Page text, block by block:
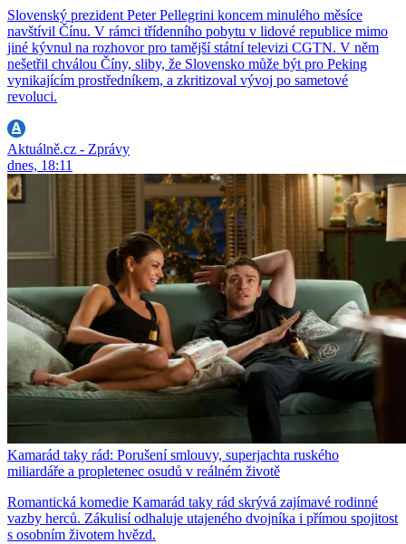
Slovenský prezident Peter Pellegrini koncem minulého měsíce
navštívil Čínu. V rámci třídenního pobytu v lidové republice mimo
jiné kývnul na rozhovor pro tamější státní televizi CGTN. V něm
nešetřil chválou Číny, sliby, že Slovensko může být pro Peking
vynikajícím prostředníkem, a zkritizoval vývoj po sametové
revoluci.
Aktuálně.cz - Zprávy
dnes, 18:11
Kamarád taky rád: Porušení smlouvy, superjachta ruského
miliardáře a propletenec osudů v reálném životě
Romantická komedie Kamarád taky rád skrývá zajímavé rodinné
vazby herců. Zákulisí odhaluje utajeného dvojníka i přímou spojitost
s osobním životem hvězd.